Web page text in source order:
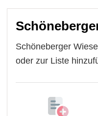
Schöneberger
oder zur Liste